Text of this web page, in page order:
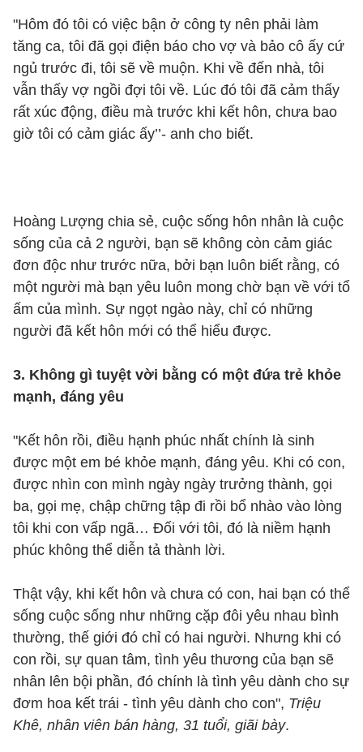
"Hôm đó tôi có việc bận ở công ty nên phải làm
tăng ca, tôi đã gọi điện báo cho vợ và bảo cô ấy cứ
ngủ trước đi, tôi sẽ về muộn. Khi về đến nhà, tôi
vẫn thấy vợ ngồi đợi tôi về. Lúc đó tôi đã cảm thấy
rất xúc động, điều mà trước khi kết hôn, chưa bao
giờ tôi có cảm giác ấy’’- anh cho biết.
Hoàng Lượng chia sẻ, cuộc sống hôn nhân là cuộc
sống của cả 2 người, bạn sẽ không còn cảm giác
đơn độc như trước nữa, bởi bạn luôn biết rằng, có
một người mà bạn yêu luôn mong chờ bạn về với tổ
ấm của mình. Sự ngọt ngào này, chỉ có những
người đã kết hôn mới có thể hiểu được.
3. Không gì tuyệt vời bằng có một đứa trẻ khỏe
mạnh, đáng yêu
"Kết hôn rồi, điều hạnh phúc nhất chính là sinh
được một em bé khỏe mạnh, đáng yêu. Khi có con,
được nhìn con mình ngày ngày trưởng thành, gọi
ba, gọi mẹ, chập chững tập đi rồi bổ nhào vào lòng
tôi khi con vấp ngã… Đối với tôi, đó là niềm hạnh
phúc không thể diễn tả thành lời.
Thật vậy, khi kết hôn và chưa có con, hai bạn có thể
sống cuộc sống như những cặp đôi yêu nhau bình
thường, thế giới đó chỉ có hai người. Nhưng khi có
con rồi, sự quan tâm, tình yêu thương của bạn sẽ
nhân lên bội phần, đó chính là tình yêu dành cho sự
đơm hoa kết trái - tình yêu dành cho con", Triệu
Khê, nhân viên bán hàng, 31 tuổi, giãi bày.